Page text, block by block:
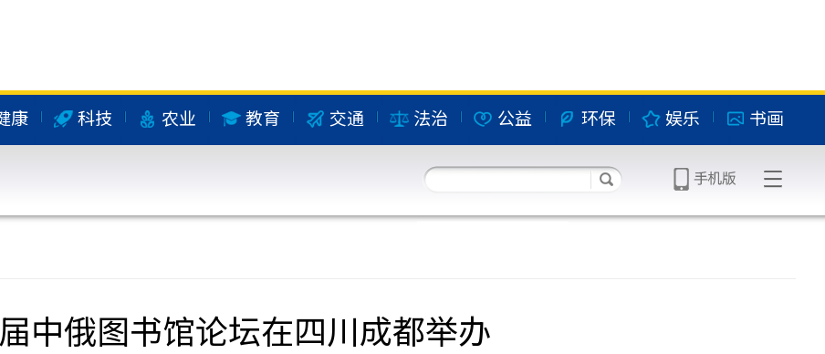
康 科技 农业 教育 交通 法治 公益 环保 娱乐 书画
中俄图书馆论坛在四川成都举办